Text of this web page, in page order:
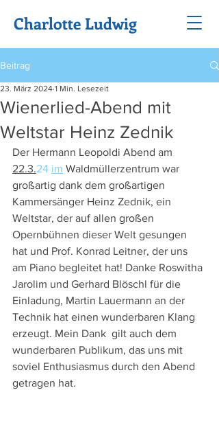
Charlotte Ludwig
Beitrag
Wienerlied-Abend mit
Weltstar Heinz Zednik
23. März 2024 1 Min. Lesezeit
Der Hermann Leopoldi Abend am
22.3.24 im Waldmüllerzentrum war
großartig dank dem großartigen
Kammersänger Heinz Zednik, ein
Weltstar, der auf allen großen
Opernbühnen dieser Welt gesungen
hat und Prof. Konrad Leitner, der uns
am Piano begleitet hat! Danke Roswitha
Jarolim und Gerhard Blöschl für die
Einladung, Martin Lauermann an der
Technik hat einen wunderbaren Klang
erzeugt. Mein Dank  gilt auch dem
wunderbaren Publikum, das uns mit
soviel Enthusiasmus durch den Abend
getragen hat.